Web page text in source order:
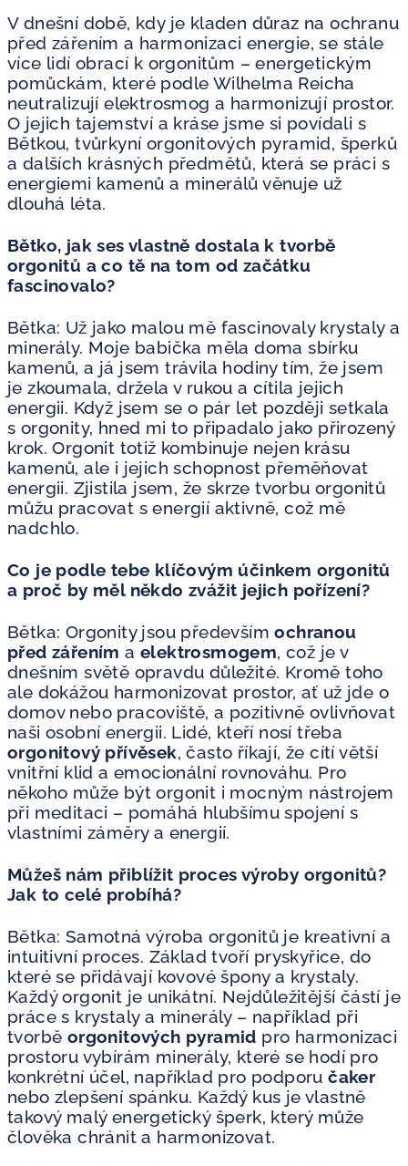
V dnešní době, kdy je kladen důraz na ochranu
před zářením a harmonizaci energie, se stále
více lidí obrací k orgonitům – energetickým
pomůckám, které podle Wilhelma Reicha
neutralizují elektrosmog a harmonizují prostor.
O jejich tajemství a kráse jsme si povídali s
Bětkou, tvůrkyní orgonitových pyramid, šperků
a dalších krásných předmětů, která se práci s
energiemi kamenů a minerálů věnuje už
dlouhá léta.
Bětko, jak ses vlastně dostala k tvorbě
orgonitů a co tě na tom od začátku
fascinovalo?
Bětka: Už jako malou mě fascinovaly krystaly a
minerály. Moje babička měla doma sbírku
kamenů, a já jsem trávila hodiny tím, že jsem
je zkoumala, držela v rukou a cítila jejich
energii. Když jsem se o pár let později setkala
s orgonity, hned mi to připadalo jako přirozený
krok. Orgonit totiž kombinuje nejen krásu
kamenů, ale i jejich schopnost přeměňovat
energii. Zjistila jsem, že skrze tvorbu orgonitů
můžu pracovat s energií aktivně, což mě
nadchlo.
Co je podle tebe klíčovým účinkem orgonitů
a proč by měl někdo zvážit jejich pořízení?
Bětka: Orgonity jsou předevšímochranou
před zářením aelektrosmogem, což je v
dnešním světě opravdu důležité. Kromě toho
ale dokážou harmonizovat prostor, ať už jde o
domov nebo pracoviště, a pozitivně ovlivňovat
naši osobní energii. Lidé, kteří nosí třeba
orgonitový přívěsek, často říkají, že cítí větší
vnitřní klid a emocionální rovnováhu. Pro
někoho může být orgonit i mocným nástrojem
při meditaci – pomáhá hlubšímu spojení s
vlastními záměry a energií.
Můžeš nám přiblížit proces výroby orgonitů?
Jak to celé probíhá?
Bětka: Samotná výroba orgonitů je kreativní a
intuitivní proces. Základ tvoří pryskyřice, do
které se přidávají kovové špony a krystaly.
Každý orgonit je unikátní. Nejdůležitější částí je
práce s krystaly a minerály – například při
tvorbě orgonitových pyramid pro harmonizaci
prostoru vybírám minerály, které se hodí pro
konkrétní účel, například pro podporučaker
nebo zlepšení spánku. Každý kus je vlastně
takový malý energetický šperk, který může
člověka chránit a harmonizovat.